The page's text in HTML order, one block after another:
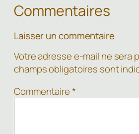
Commentaires
Laisser un commentaire
Votre adresse e-mail ne sera
champs obligatoires sont
Commentaire*